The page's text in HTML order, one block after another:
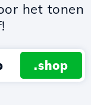
het tonen
.shop